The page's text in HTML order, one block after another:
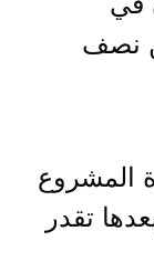
نصف
المشروع
45 يوم وبعدها تقدر